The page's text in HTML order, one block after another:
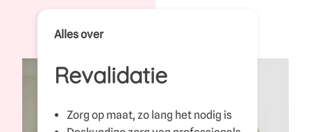
Alles over
Revalidatie
Zorg op maat, zo lang het nodig is